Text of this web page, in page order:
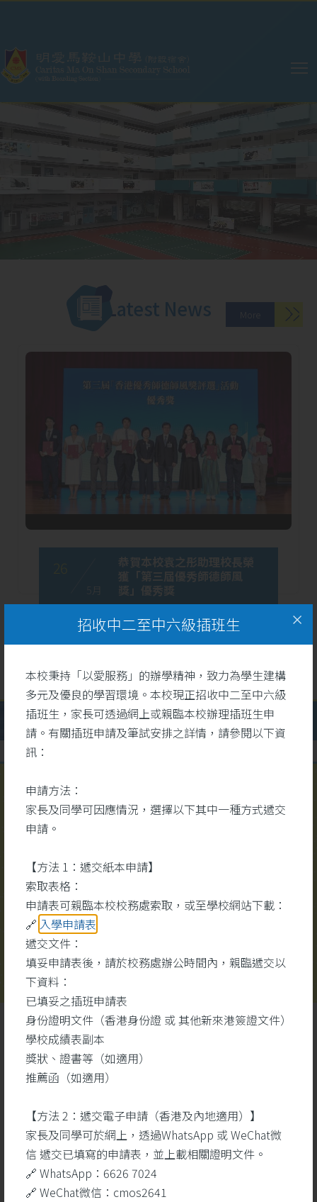
Main
navigation
Latest News
5 月
恭賀本校袁之彤助理校長榮
獲「第三屆優秀師德師風
獎」優秀獎
校園視頻 更多
學生成就 更多
26
招收中二至中六級插班生
本校秉持「以愛服務」的辦學精神，致力為學生建構
多元及優良的學習環境。本校現正招收中二至中六級
插班生，家長可透過網上或親臨本校辦理插班生申
請。有關插班申請及筆試安排之詳情，請參閱以下資
訊：
申請方法：
家長及同學可因應情況，選擇以下其中一種方式遞交
申請。
【方法 1：遞交紙本申請】
索取表格：
申請表可親臨本校校務處索取，或至學校網站下載：
🔗 入學申請表
遞交文件：
填妥申請表後，請於校務處辦公時間內，親臨遞交以
下資料：
已填妥之插班申請表
身份證明文件（香港身份證 或 其他新來港簽證文件）
學校成績表副本
獎狀、證書等（如適用）
推薦函（如適用）
【方法 2：遞交電子申請（香港及內地適用）】
家長及同學可於網上，透過WhatsApp 或 WeChat微
信 遞交已填寫的申請表，並上載相關證明文件。
🔗 WhatsApp：6626 7024
🔗 WeChat微信：cmos2641